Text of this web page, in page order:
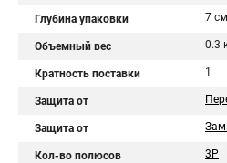
Глубина упаковки 7 см
Объемный вес 0.3
Кратность поставки 1
Защита от
Защита от
Кол-во полюсов 3P